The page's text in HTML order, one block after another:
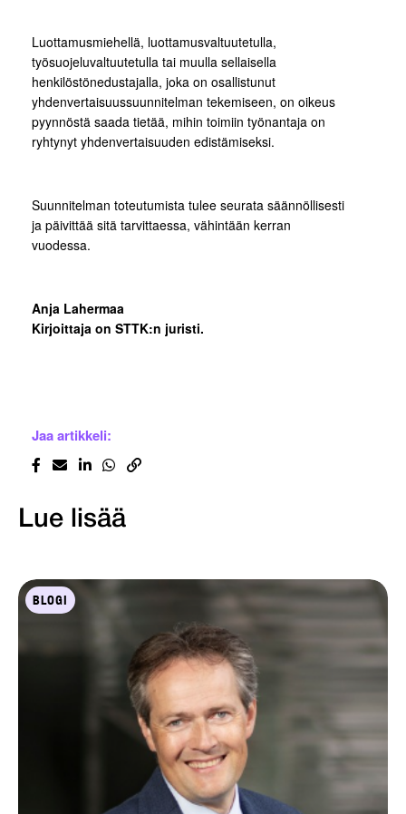
Luottamusmiehellä, luottamusvaltuutetulla,
työsuojeluvaltuutetulla tai muulla sellaisella
henkilöstönedustajalla, joka on osallistunut
yhdenvertaisuussuunnitelman tekemiseen, on oikeus
pyynnöstä saada tietää, mihin toimiin työnantaja on
ryhtynyt yhdenvertaisuuden edistämiseksi.
Suunnitelman toteutumista tulee seurata säännöllisesti
ja päivittää sitä tarvittaessa, vähintään kerran
vuodessa.
Anja Lahermaa
Kirjoittaja on STTK:n juristi.
Jaa artikkeli:
Lue lisää
BLOGI